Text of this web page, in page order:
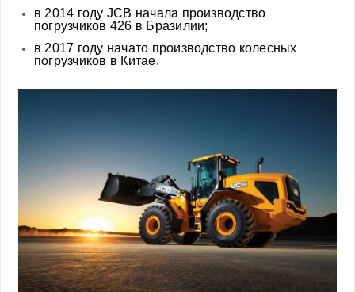
в 2014 году JCB начала производство
погрузчиков 426 в Бразилии;
в 2017 году начато производство колесных
погрузчиков в Китае.